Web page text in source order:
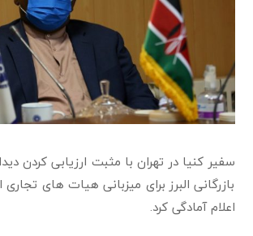
سفیر کنیا در تهران با مثبت ارزیابی کردن
بازرگانی البرز برای میزبانی هیات های تجاری
اعلام آمادگی کرد.